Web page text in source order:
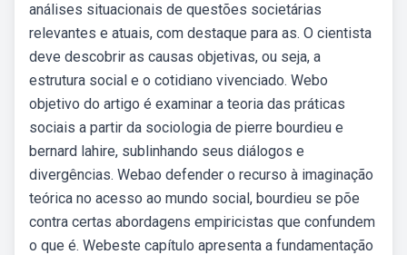
análises situacionais de questões societárias
relevantes e atuais, com destaque para as. O cientista
deve descobrir as causas objetivas, ou seja, a
estrutura social e o cotidiano vivenciado. Webo
objetivo do artigo é examinar a teoria das práticas
sociais a partir da sociologia de pierre bourdieu e
bernard lahire, sublinhando seus diálogos e
divergências. Webao defender o recurso à imaginação
teórica no acesso ao mundo social, bourdieu se põe
contra certas abordagens empiricistas que confundem
o que é. Webeste capítulo apresenta a fundamentação